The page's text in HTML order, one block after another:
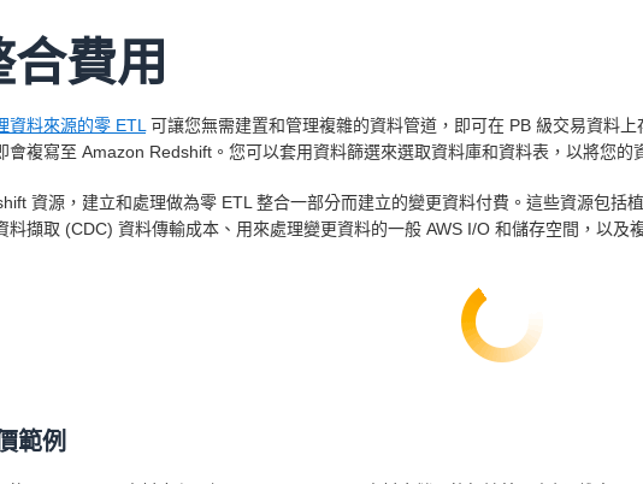
費用
料來源的零 ETL 可讓您無需建置和管理複雜的資料管道，即可在 PB 級交易資料
會複寫至 Amazon Redshift。您可以套用資料篩選來選取資料庫和資料表，以將您
資源，建立和處理做為零 ETL 整合一部分而建立的變更資料付費。這些資源包
料擷取 (CDC) 資料傳輸成本、用來處理變更資料的一般 AWS I/O 和儲存空間，以及
範例